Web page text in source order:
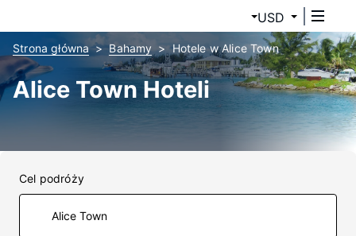
USD
Strona główna Bahamy Hotele w Alice Town
Alice Town Hoteli
Cel podróży